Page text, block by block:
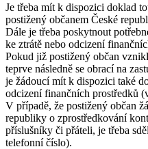
Je třeba mít k dispozici doklad
postižený občanem České
Dále je třeba poskytnout
ke ztrátě nebo odcizení
Pokud již postižený občan
teprve následně se obrací na
je žádoucí mít k dispozici také
odcizení finančních prostředků
V případě, že postižený občan
republiky o zprostředkování
příslušníky či přáteli, je třeba
telefonní číslo).